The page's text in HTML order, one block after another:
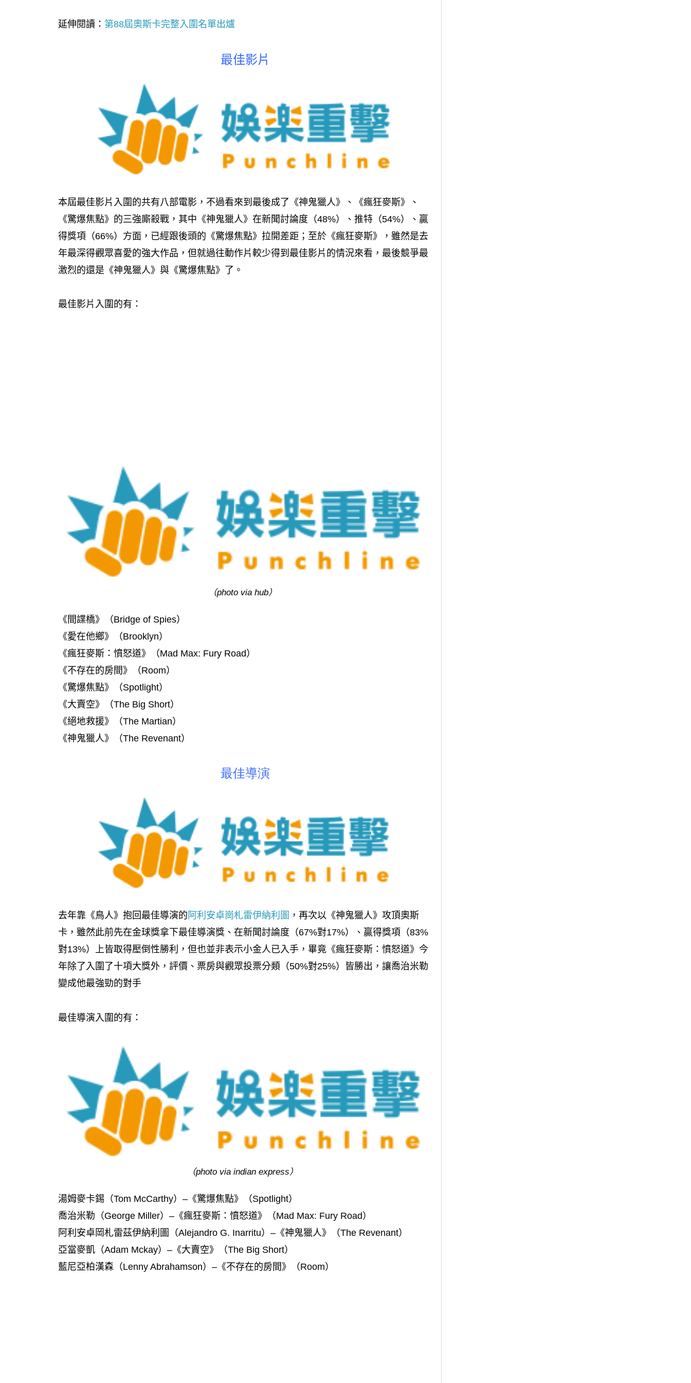
延伸閱讀： 第88屆奧斯卡完整入圍名單出爐
最佳影片
本屆最佳影片入圍的共有八部電影，不過看來到最後成了《神鬼獵人》、《瘋狂麥斯》、
《驚爆焦點》的三強廝殺戰，其中《神鬼獵人》在新聞討論度（48%）、推特（54%）、贏
得獎項（66%）方面，已經跟後頭的《驚爆焦點》拉開差距；至於《瘋狂麥斯》，雖然是去
年最深得觀眾喜愛的強大作品，但就過往動作片較少得到最佳影片的情況來看，最後競爭最
激烈的還是《神鬼獵人》與《驚爆焦點》了。
最佳影片入圍的有：
（photo via hub）
《間諜橋》（Bridge of Spies）
《愛在他鄉》（Brooklyn）
《瘋狂麥斯：憤怒道》（Mad Max: Fury Road）
《不存在的房間》（Room）
《驚爆焦點》（Spotlight）
《大賣空》（The Big Short）
《絕地救援》（The Martian）
《神鬼獵人》（The Revenant）
最佳導演
去年靠《鳥人》抱回最佳導演的 阿利安卓崗札雷伊納利圖 ，再次以《神鬼獵人》攻頂奧斯
卡，雖然此前先在金球獎拿下最佳導演獎、在新聞討論度（67%對17%）、贏得獎項（83%
對13%）上皆取得壓倒性勝利，但也並非表示小金人已入手，畢竟《瘋狂麥斯：憤怒道》今
年除了入圍了十項大獎外，評價、票房與觀眾投票分類（50%對25%）皆勝出，讓喬治米勒
變成他最強勁的對手
最佳導演入圍的有：
（photo via indian express）
湯姆麥卡錫（Tom McCarthy）–《驚爆焦點》（Spotlight）
喬治米勒（George Miller）–《瘋狂麥斯：憤怒道》（Mad Max: Fury Road）
阿利安卓岡札雷茲伊納利圖（Alejandro G. Inarritu）–《神鬼獵人》（The Revenant）
亞當麥凱（Adam Mckay）–《大賣空》（The Big Short）
藍尼亞柏漢森（Lenny Abrahamson）–《不存在的房間》（Room）